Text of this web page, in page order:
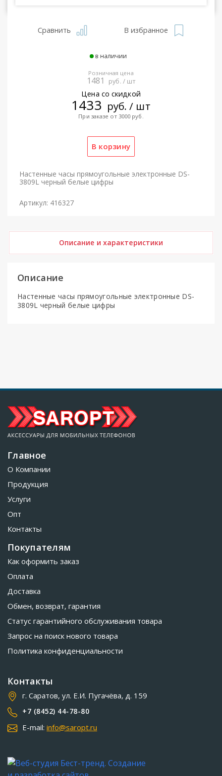
Сравнить В избранное
в наличии
Розничная цена
1481 руб. / шт
Цена со скидкой
1433 руб. / шт
При заказе от 3000 руб.
Настенные часы прямоугольные электронные DS-
3809L черный белые цифры
Артикул: 416327
Описание и характеристики
Описание
Настенные часы прямоугольные электронные DS-
3809L черный белые цифры
Главное
О Компании
Продукция
Услуги
Опт
Контакты
Покупателям
Как оформить заказ
Оплата
Доставка
Обмен, возврат, гарантия
Статус гарантийного обслуживания товара
Запрос на поиск нового товара
Политика конфиденциальности
Контакты
г. Саратов, ул. Е.И. Пугачёва, д. 159
+7 (8452) 44-78-80
E-mail: info@saropt.ru